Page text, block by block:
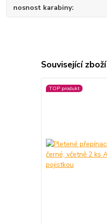
nosnost karabiny
Související zboží
TOP produkt